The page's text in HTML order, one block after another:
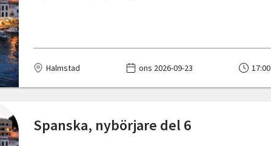
Halmstad ons 2026-09-23 17:00
Spanska, nybörjare del 6